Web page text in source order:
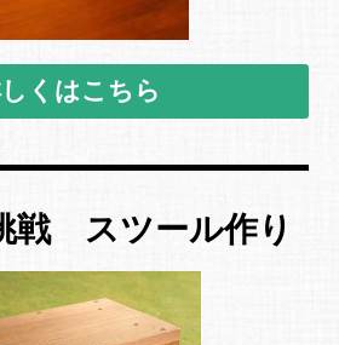
くはこちら
戦 スツール作り